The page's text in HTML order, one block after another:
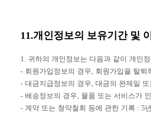
11.개인정보의 보유기간 및
1. 귀하의 개인정보는 다음과 같이 개인
- 회원가입정보의 경우, 회원가입을 탈퇴
- 대금지급정보의 경우, 대금의 완제일
- 배송정보의 경우, 물품 또는 서비스가
- 계약 또는 청약철회 등에 관한 기록 : 5